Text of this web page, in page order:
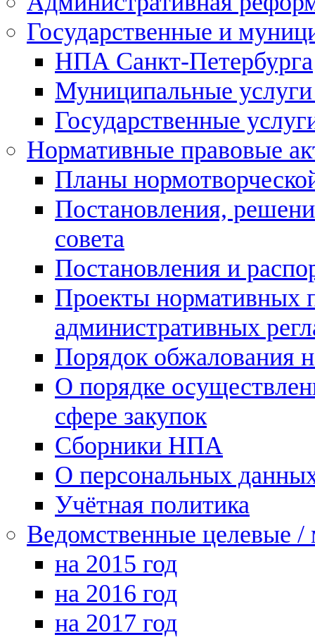
Государственные и
НПА Санкт-Петербурга
Муниципальные
Государственные
Нормативные правовые
Планы
Постановления,
совета
Постановления и
Проекты нормативных
административных
Порядок обжалования
О порядке
сфере закупок
Сборники НПА
О персональных
Учётная политика
Ведомственные целевые
на 2015 год
на 2016 год
на 2017 год